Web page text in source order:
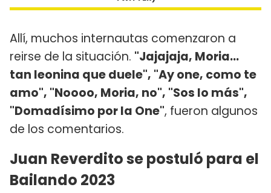
Allí, muchos internautas comenzaron a
reirse de la situación. "Jajajaja, Moria...
tan leonina que duele", "Ay one, como te
amo", "Noooo, Moria, no", "Sos lo más",
"Domadísimo por la One", fueron algunos
de los comentarios.
Juan Reverdito se postuló para el
Bailando 2023